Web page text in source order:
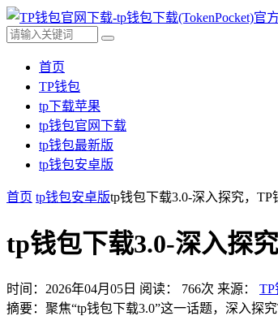
首页
TP钱包
tp下载苹果
tp钱包官网下载
tp钱包最新版
tp钱包安卓版
首页 tp钱包安卓版tp钱包下载3.0-深入探究，TP
tp钱包下载3.0-深入探
时间：2026年04月05日 阅读： 766次 来源： TP
摘要：聚焦“tp钱包下载3.0”这一话题，深入探